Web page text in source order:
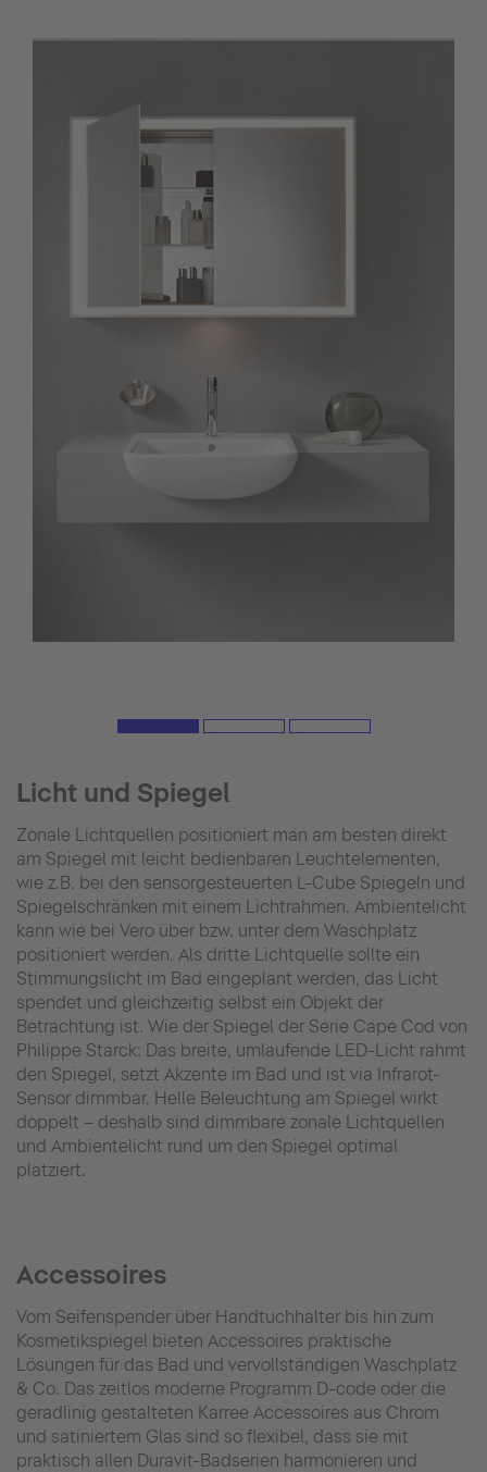
Licht und Spiegel
Zonale Lichtquellen positioniert man am besten direkt
am Spiegel mit leicht bedienbaren Leuchtelementen,
wie z.B. bei den sensorgesteuerten L-Cube Spiegeln und
Spiegelschränken mit einem Lichtrahmen. Ambientelicht
kann wie bei Vero über bzw. unter dem Waschplatz
positioniert werden. Als dritte Lichtquelle sollte ein
Stimmungslicht im Bad eingeplant werden, das Licht
spendet und gleichzeitig selbst ein Objekt der
Betrachtung ist. Wie der Spiegel der Serie Cape Cod von
Philippe Starck: Das breite, umlaufende LED-Licht rahmt
den Spiegel, setzt Akzente im Bad und ist via Infrarot-
Sensor dimmbar. Helle Beleuchtung am Spiegel wirkt
doppelt – deshalb sind dimmbare zonale Lichtquellen
und Ambientelicht rund um den Spiegel optimal
platziert.
Accessoires
Vom Seifenspender über Handtuchhalter bis hin zum
Kosmetikspiegel bieten Accessoires praktische
Lösungen für das Bad und vervollständigen Waschplatz
& Co. Das zeitlos moderne Programm D-code oder die
geradlinig gestalteten Karree Accessoires aus Chrom
und satiniertem Glas sind so flexibel, dass sie mit
praktisch allen Duravit-Badserien harmonieren und